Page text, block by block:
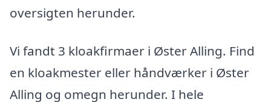
oversigten herunder.
Vi fandt 3 kloakfirmaer i Øster Alling. Find
en kloakmester eller håndværker i Øster
Alling og omegn herunder. I hele